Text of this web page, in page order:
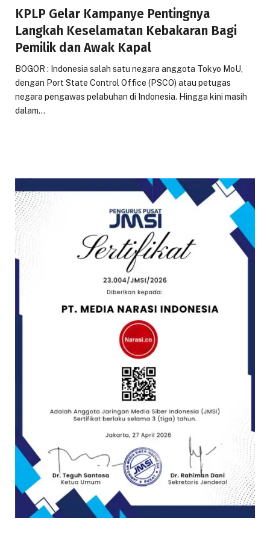
KPLP Gelar Kampanye Pentingnya
Langkah Keselamatan Kebakaran Bagi
Pemilik dan Awak Kapal
BOGOR : Indonesia salah satu negara anggota Tokyo MoU,
dengan Port State Control Office (PSCO) atau petugas
negara pengawas pelabuhan di Indonesia. Hingga kini masih
dalam…